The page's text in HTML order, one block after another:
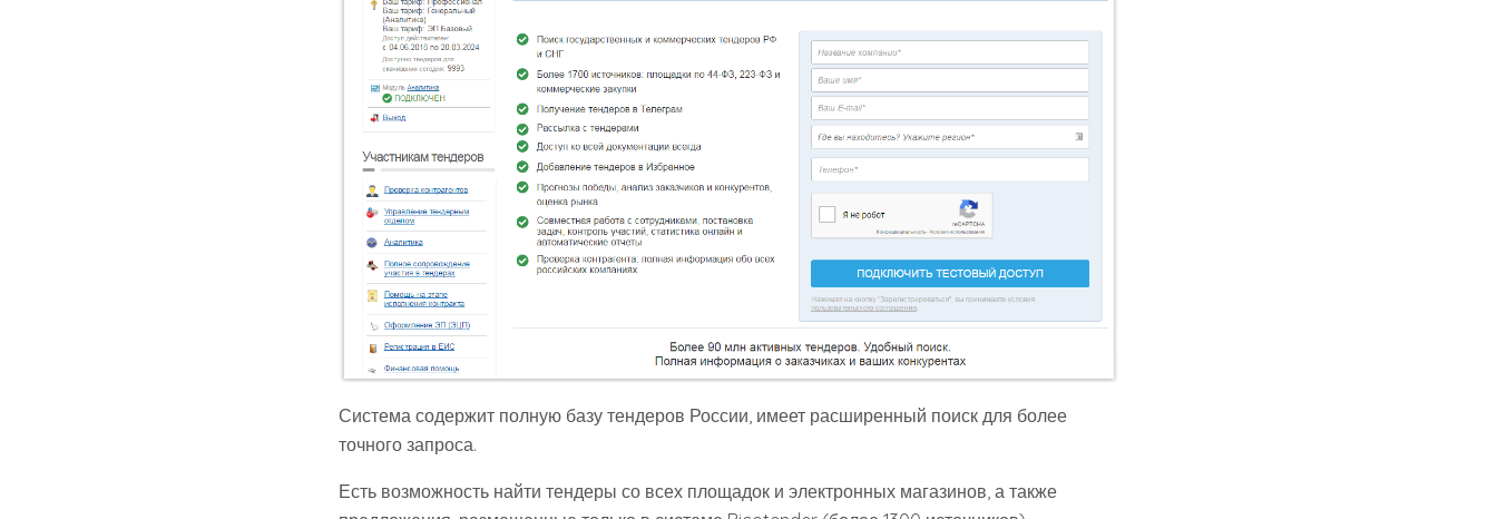
Система содержит полную базу тендеров России, имеет расширенный поиск для более
точного запроса.
Есть возможность найти тендеры со всех площадок и электронных магазинов, а также